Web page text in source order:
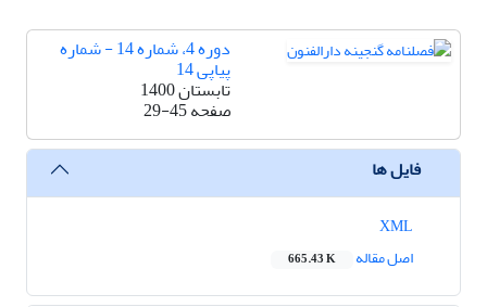
دوره 4، شماره 14 - شماره
پیاپی 14
تابستان 1400
صفحه29-45
فایل ها
اصل مقاله
665.43 K